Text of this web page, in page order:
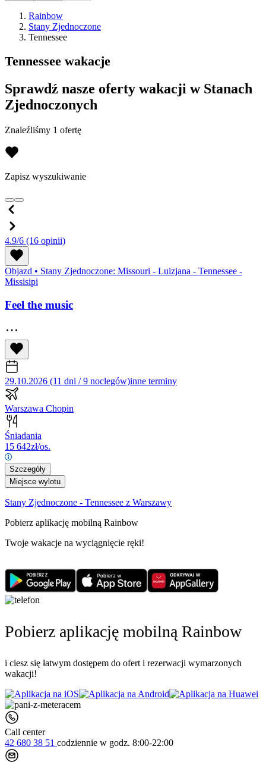
Rainbow
Stany Zjednoczone
Tennessee
Tennessee wakacje
Sprawdź nasze oferty wakacji w Stanach
Zjednoczonych
Znaleźliśmy 1 ofertę
Zapisz wyszukiwanie
4.9/6 (16 opinii)
Objazd • Stany Zjednoczone: Missouri - Luizjana - Tennessee -
Missisipi
Feel the music
29.10.2026 (11 dni / 9 noclegów)inne terminy
Warszawa Chopin
Śniadania
15 642zł/os.
Szczegóły
Miejsce wylotu
Stany Zjednoczone - Tennessee z Warszawy
Pobierz aplikację mobilną Rainbow
Twoje wakacje na wyciągnięcie ręki!
Pobierz aplikację mobilną Rainbow
i ciesz się łatwym dostępem do ofert i rezerwacji wymarzonych
wakacji!
Call center
42 680 38 51 codziennie w godz. 8:00-22:00